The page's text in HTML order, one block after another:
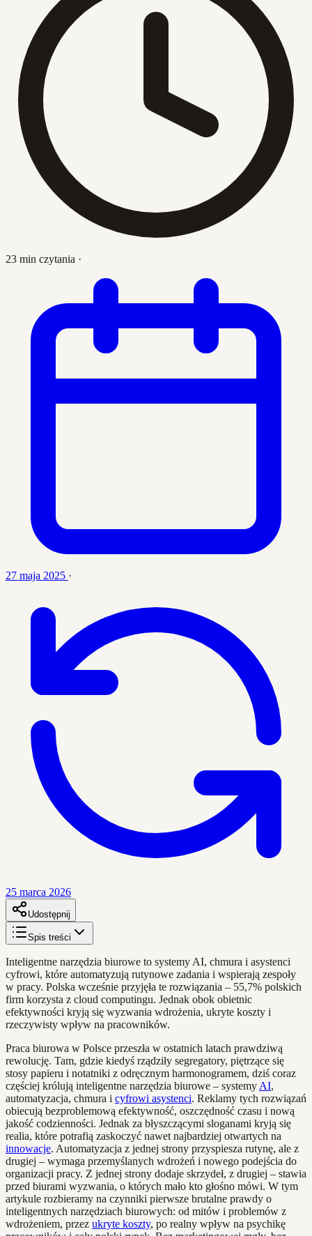
23 min czytania ·
27 maja 2025 ·
25 marca 2026
Udostępnij
Spis treści
Inteligentne narzędzia biurowe to systemy AI, chmura i asystenci
cyfrowi, które automatyzują rutynowe zadania i wspierają zespoły
w pracy. Polska wcześnie przyjęła te rozwiązania – 55,7% polskich
firm korzysta z cloud computingu. Jednak obok obietnic
efektywności kryją się wyzwania wdrożenia, ukryte koszty i
rzeczywisty wpływ na pracowników.
Praca biurowa w Polsce przeszła w ostatnich latach prawdziwą
rewolucję. Tam, gdzie kiedyś rządziły segregatory, piętrzące się
stosy papieru i notatniki z odręcznym harmonogramem, dziś coraz
częściej królują inteligentne narzędzia biurowe – systemy AI,
automatyzacja, chmura i cyfrowi asystenci. Reklamy tych rozwiązań
obiecują bezproblemową efektywność, oszczędność czasu i nową
jakość codzienności. Jednak za błyszczącymi sloganami kryją się
realia, które potrafią zaskoczyć nawet najbardziej otwartych na
innowacje. Automatyzacja z jednej strony przyspiesza rutynę, ale z
drugiej – wymaga przemyślanych wdrożeń i nowego podejścia do
organizacji pracy. Z jednej strony dodaje skrzydeł, z drugiej – stawia
przed biurami wyzwania, o których mało kto głośno mówi. W tym
artykule rozbieramy na czynniki pierwsze brutalne prawdy o
inteligentnych narzędziach biurowych: od mitów i problemów z
wdrożeniem, przez ukryte koszty, po realny wpływ na psychikę